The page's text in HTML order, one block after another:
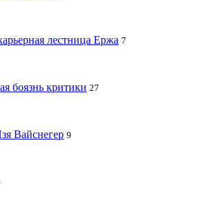
лестница Ержа 7
боязнь критики 27
Вайснегер 9